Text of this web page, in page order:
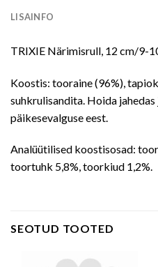
LISAINFO
TRIXIE Närimisrull, 12 cm/9-
Koostis: tooraine (96%),
suhkrulisandita. Hoida
päikesevalguse eest.
Analüütilised koostisosad:
toortuhk 5,8%, toorkiud 1,2%.
SEOTUD TOOTED